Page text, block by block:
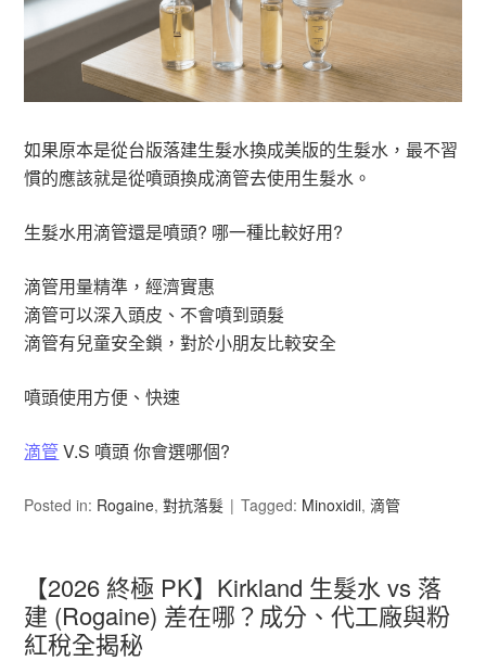
如果原本是從台版落建生髮水換成美版的生髮水，最不習
慣的應該就是從噴頭換成滴管去使用生髮水。
生髮水用滴管還是噴頭? 哪一種比較好用?
滴管用量精準，經濟實惠
滴管可以深入頭皮、不會噴到頭髮
滴管有兒童安全鎖，對於小朋友比較安全
噴頭使用方便、快速
滴管V.S 噴頭 你會選哪個?
Posted in: Rogaine,對抗落髮 Tagged: Minoxidil,滴管
【2026 終極 PK】Kirkland 生髮水 vs 落
建 (Rogaine) 差在哪？成分、代工廠與粉
紅稅全揭秘